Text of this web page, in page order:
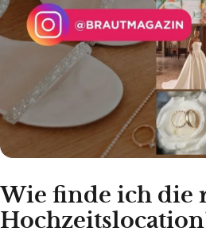
Wie finde ich die